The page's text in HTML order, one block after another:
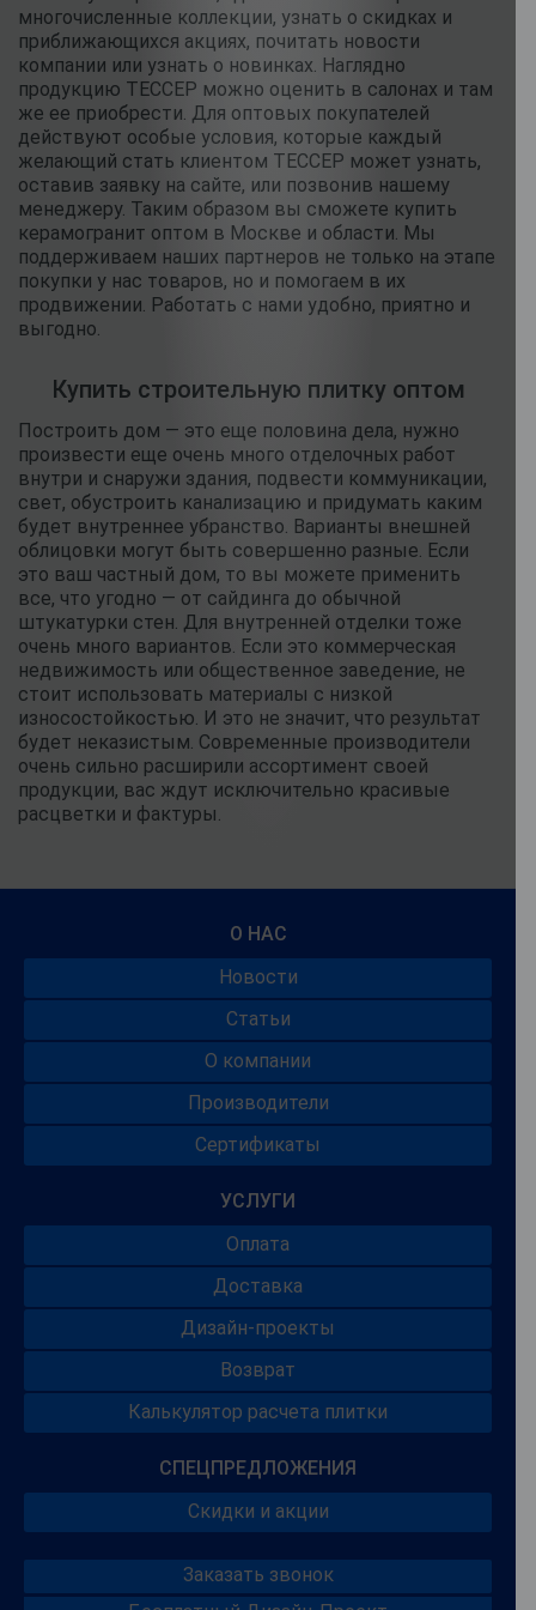
многочисленные коллекции, узнать о скидках и
приближающихся акциях, почитать новости
компании или узнать о новинках. Наглядно
продукцию ТЕССЕР можно оценить в салонах и там
же ее приобрести. Для оптовых покупателей
действуют особые условия, которые каждый
желающий стать клиентом ТЕССЕР может узнать,
оставив заявку на сайте, или позвонив нашему
менеджеру. Таким образом вы сможете купить
керамогранит оптом в Москве и области. Мы
поддерживаем наших партнеров не только на этапе
покупки у нас товаров, но и помогаем в их
продвижении. Работать с нами удобно, приятно и
выгодно.
Купить строительную плитку оптом
Построить дом — это еще половина дела, нужно
произвести еще очень много отделочных работ
внутри и снаружи здания, подвести коммуникации,
свет, обустроить канализацию и придумать каким
будет внутреннее убранство. Варианты внешней
облицовки могут быть совершенно разные. Если
это ваш частный дом, то вы можете применить
все, что угодно — от сайдинга до обычной
штукатурки стен. Для внутренней отделки тоже
очень много вариантов. Если это коммерческая
недвижимость или общественное заведение, не
стоит использовать материалы с низкой
износостойкостью. И это не значит, что результат
будет неказистым. Современные производители
очень сильно расширили ассортимент своей
продукции, вас ждут исключительно красивые
расцветки и фактуры.
О НАС
Новости
Статьи
О компании
Производители
Сертификаты
УСЛУГИ
Оплата
Доставка
Дизайн-проекты
Возврат
Калькулятор расчета плитки
СПЕЦПРЕДЛОЖЕНИЯ
Скидки и акции
Заказать звонок